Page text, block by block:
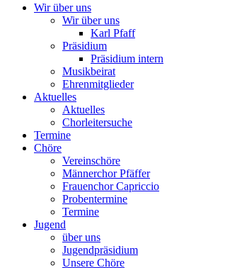
Wir über uns
Wir über uns
Karl Pfaff
Präsidium
Präsidium intern
Musikbeirat
Ehrenmitglieder
Aktuelles
Aktuelles
Chorleitersuche
Termine
Chöre
Vereinschöre
Männerchor Pfäffer
Frauenchor Capriccio
Probentermine
Termine
Jugend
über uns
Jugendpräsidium
Unsere Chöre